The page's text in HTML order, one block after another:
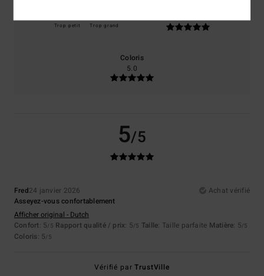
Trop petit Trop grand
5.0
Coloris
5.0
5/5
Fred24 janvier 2026
Achat vérifié
Asseyez-vous confortablement
Afficher original - Dutch
Confort: 5/5 Rapport qualité / prix: 5/5 Taille: Taille parfaite Matière: 5/5
Coloris: 5/5
Vérifié parTrustVille